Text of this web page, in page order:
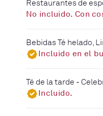
Restaurantes de
No incluido. Con
Bebidas Té helado,
Incluido en el
Té de la tarde -
Incluido.